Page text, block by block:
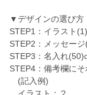
▼デザインの選び方
STEP1：イラスト
STEP2：メッセー
STEP3：名入れ
STEP4：備考欄に
(記入例)